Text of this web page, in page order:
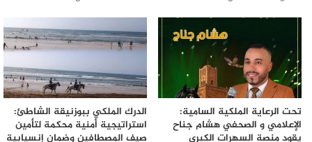
تحت الرعاية الملكية السامية:
الإعلامي و الصحفي هشام جناح
يقود منصة السهرات الكبرى
الدرك الملكي ببوزنيقة الشاطئ:
استراتيجية أمنية محكمة لتأمين
صيف المصطافين وضمان إنسيابية